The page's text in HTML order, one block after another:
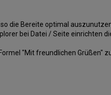
die Bereite optimal
bei Datei / Seite einrichten
"Mit freundlichen Grüßen"